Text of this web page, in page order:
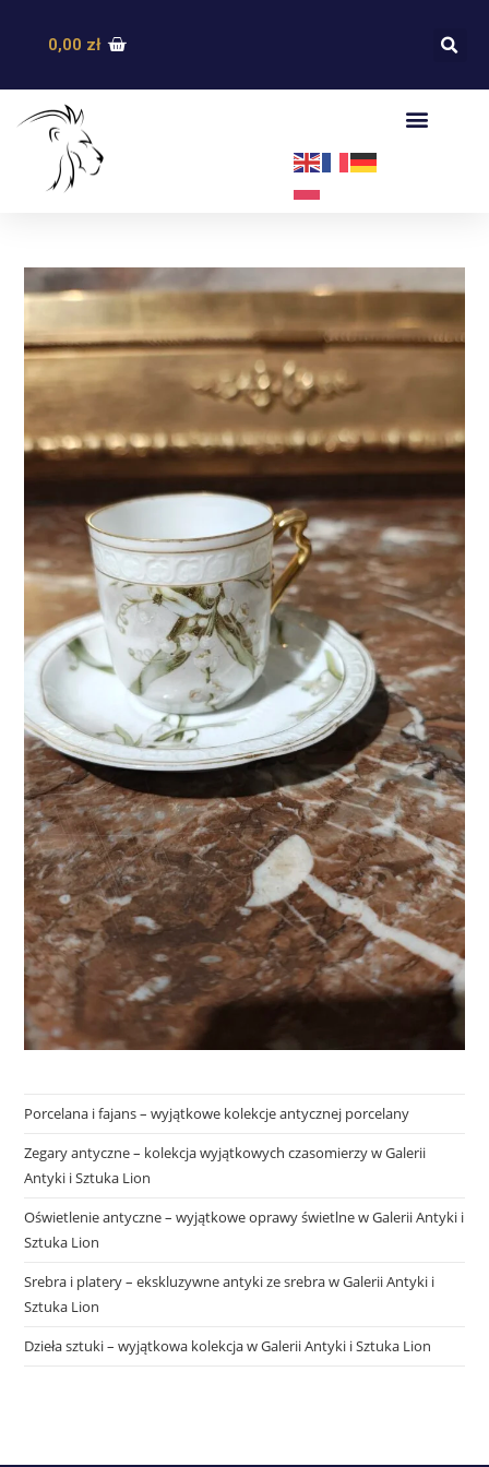
0,00 zł
Porcelana i fajans – wyjątkowe kolekcje antycznej porcelany
Zegary antyczne – kolekcja wyjątkowych czasomierzy w Galerii
Antyki i Sztuka Lion
Oświetlenie antyczne – wyjątkowe oprawy świetlne w Galerii Antyki i
Sztuka Lion
Srebra i platery – ekskluzywne antyki ze srebra w Galerii Antyki i
Sztuka Lion
Dzieła sztuki – wyjątkowa kolekcja w Galerii Antyki i Sztuka Lion